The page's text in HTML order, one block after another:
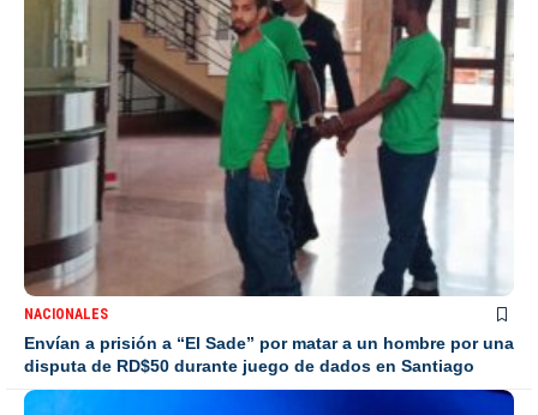
NACIONALES
Envían a prisión a “El Sade” por matar a un hombre por una
disputa de RD$50 durante juego de dados en Santiago